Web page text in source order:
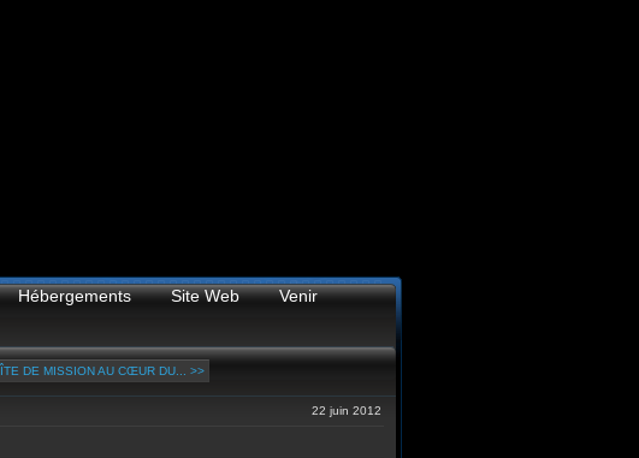
Hébergements Site Web Venir
DE MISSION AU CŒUR DU... >>
22 juin 2012